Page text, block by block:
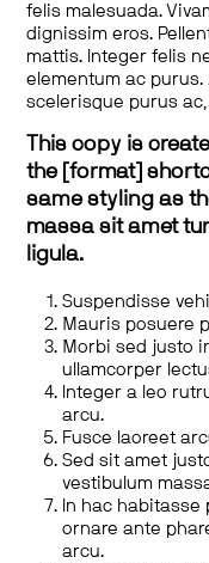
felis malesuada.
dignissim eros.
mattis. Integer felis
elementum ac
scelerisque purus
This copy is
the [format]
same styling as
massa sit amet
ligula.
Suspendisse
Mauris posuere
Morbi sed justo
ullamcorper
Integer a leo
arcu.
Fusce laoreet
Sed sit amet
vestibulum
In hac
ornare ante
arcu.